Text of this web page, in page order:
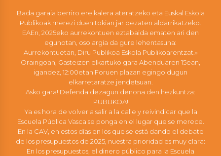
Bada garaia berriro ere kalera ateratzeko eta Euskal Eskola
Publikoak merezi duen tokian jar dezaten aldarrikatzeko.
EAEn, 2025eko aurrekontuen eztabaida ematen ari den
egunotan, oso argia da gure lehentasuna:
Aurrekontuetan, Diru Publikoa Eskola Publikoarentzat.»
Oraingoan, Gasteizen elkartuko gara Abenduaren 15ean,
igandez, 12:00etan Foruen plazan egingo dugun
elkarretaratze jendetsuan.
Asko gara! Defenda dezagun denona den hezkuntza:
PUBLIKOA!
Ya es hora de volver a salir a la calle y reivindicar que la
Escuela Pública Vasca se ponga en el lugar que se merece.
En la CAV, en estos días en los que se está dando el debate
de los presupuestos de 2025, nuestra prioridad es muy clara:
En los presupuestos, el dinero público para la Escuela